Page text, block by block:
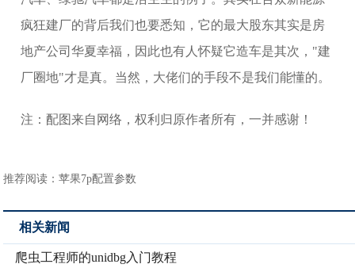
疯狂建厂的背后我们也要悉知，它的最大股东其实是房
地产公司华夏幸福，因此也有人怀疑它造车是其次，"建
厂圈地"才是真。当然，大佬们的手段不是我们能懂的。
注：配图来自网络，权利归原作者所有，一并感谢！
推荐阅读：苹果7p配置参数
相关新闻
爬虫工程师的unidbg入门教程